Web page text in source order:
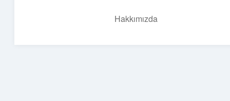
Hakkımızda